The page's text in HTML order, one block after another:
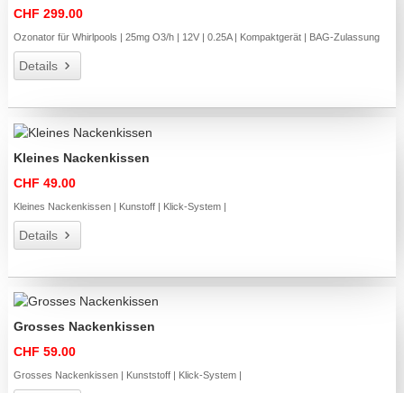
CHF 299.00
Ozonator für Whirlpools | 25mg O3/h | 12V | 0.25A | Kompaktgerät | BAG-Zulassung
Details
Kleines Nackenkissen
CHF 49.00
Kleines Nackenkissen | Kunstoff | Klick-System |
Details
Grosses Nackenkissen
CHF 59.00
Grosses Nackenkissen | Kunststoff | Klick-System |